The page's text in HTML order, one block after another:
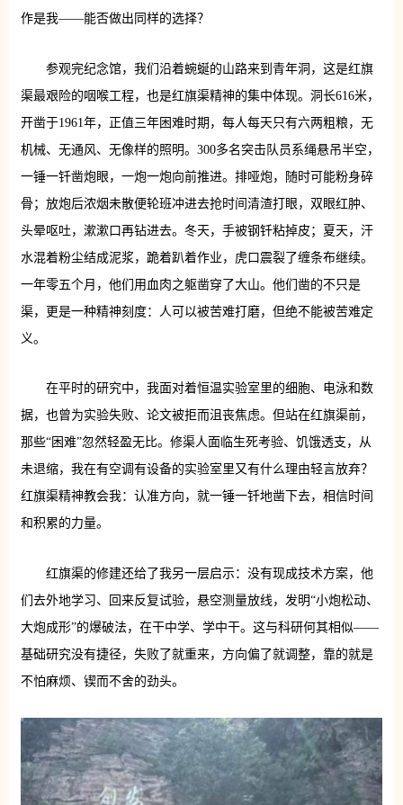
作是我——能否做出同样的选择？
参观完纪念馆，我们沿着蜿蜒的山路来到青年洞，这是红旗
渠最艰险的咽喉工程，也是红旗渠精神的集中体现。洞长616米，
开凿于1961年，正值三年困难时期，每人每天只有六两粗粮，无
机械、无通风、无像样的照明。300多名突击队员系绳悬吊半空，
一锤一钎凿炮眼，一炮一炮向前推进。排哑炮，随时可能粉身碎
骨；放炮后浓烟未散便轮班冲进去抢时间清渣打眼，双眼红肿、
头晕呕吐，漱漱口再钻进去。冬天，手被钢钎粘掉皮；夏天，汗
水混着粉尘结成泥浆，跪着趴着作业，虎口震裂了缠条布继续。
一年零五个月，他们用血肉之躯凿穿了大山。他们凿的不只是
渠，更是一种精神刻度：人可以被苦难打磨，但绝不能被苦难定
义。
在平时的研究中，我面对着恒温实验室里的细胞、电泳和数
据，也曾为实验失败、论文被拒而沮丧焦虑。但站在红旗渠前，
那些“困难”忽然轻盈无比。修渠人面临生死考验、饥饿透支，从
未退缩，我在有空调有设备的实验室里又有什么理由轻言放弃？
红旗渠精神教会我：认准方向，就一锤一钎地凿下去，相信时间
和积累的力量。
红旗渠的修建还给了我另一层启示：没有现成技术方案，他
们去外地学习、回来反复试验，悬空测量放线，发明“小炮松动、
大炮成形”的爆破法，在干中学、学中干。这与科研何其相似——
基础研究没有捷径，失败了就重来，方向偏了就调整，靠的就是
不怕麻烦、锲而不舍的劲头。